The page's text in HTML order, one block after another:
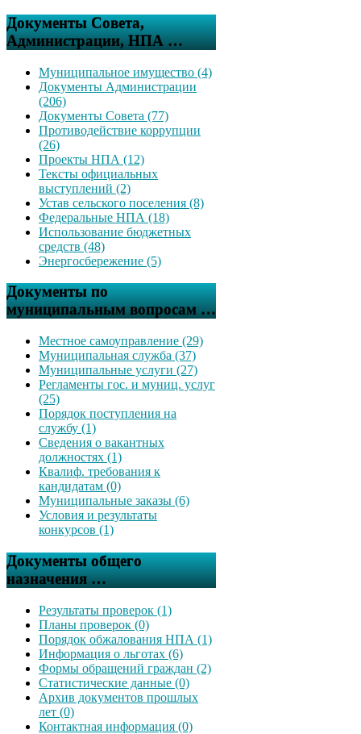
Документы Совета,
Администрации, НПА …
Муниципальное имущество (4)
Документы Администрации
(206)
Документы Совета (77)
Противодействие коррупции
(26)
Проекты НПА (12)
Тексты официальных
выступлений (2)
Устав сельского поселения (8)
Федеральные НПА (18)
Использование бюджетных
средств (48)
Энергосбережение (5)
Документы по
муниципальным вопросам …
Местное самоуправление (29)
Муниципальная служба (37)
Муниципальные услуги (27)
Регламенты гос. и муниц. услуг
(25)
Порядок поступления на
службу (1)
Сведения о вакантных
должностях (1)
Квалиф. требования к
кандидатам (0)
Муниципальные заказы (6)
Условия и результаты
конкурсов (1)
Документы общего
назначения …
Результаты проверок (1)
Планы проверок (0)
Порядок обжалования НПА (1)
Информация о льготах (6)
Формы обращений граждан (2)
Статистические данные (0)
Архив документов прошлых
лет (0)
Контактная информация (0)